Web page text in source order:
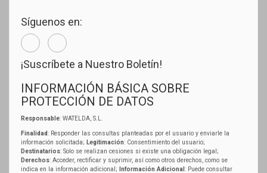
Síguenos en:
¡Suscríbete a Nuestro Boletín!
INFORMACIÓN BÁSICA SOBRE
PROTECCIÓN DE DATOS
Responsable: WATELDA, S.L.
Finalidad: Responder las consultas planteadas por el usuario y enviarle la
información solicitada; Legitimación: Consentimiento del usuario;
Destinatarios: Solo se realizan cesiones si existe una obligación legal;
Derechos: Acceder, rectificar y suprimir, así como otros derechos, como se
indica en la información adicional;
Información Adicional : Puede consultar